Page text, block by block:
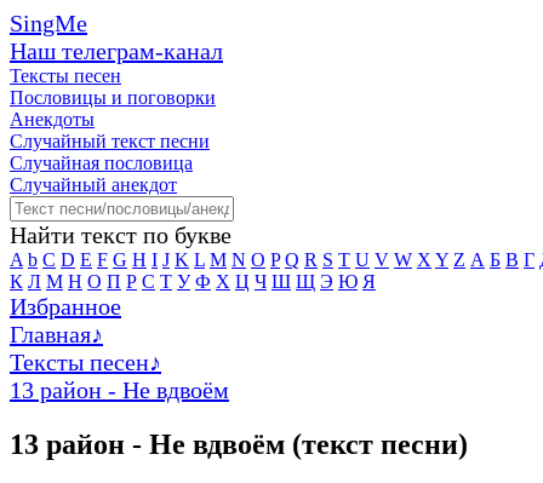
SingMe
Наш телеграм-канал
Тексты песен
Пословицы и поговорки
Анекдоты
Случайный текст песни
Случайная пословица
Случайный анекдот
Найти текст по букве
A b C D E F G H I J K L M N O P Q R S T U V W X Y Z А Б В Г
К Л М Н О П Р С Т У Ф Х Ц Ч Ш Щ Э Ю Я
Избранное
Главная♪
Тексты песен♪
13 район - Не вдвоём
13 район - Не вдвоём (текст песни)